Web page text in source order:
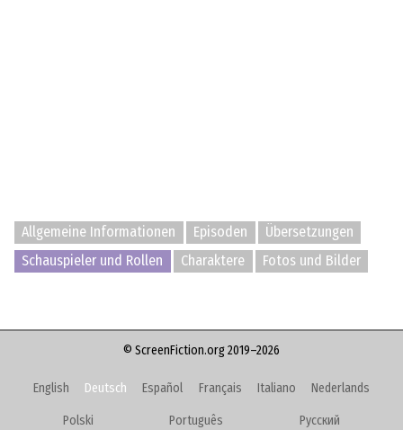
Allgemeine Informationen Episoden
Übersetzungen
Schauspieler und Rollen
Charaktere Fotos und Bilder
© ScreenFiction.org 2019–2026
English Deutsch Español Français Italiano Nederlands
Polski Português Русский